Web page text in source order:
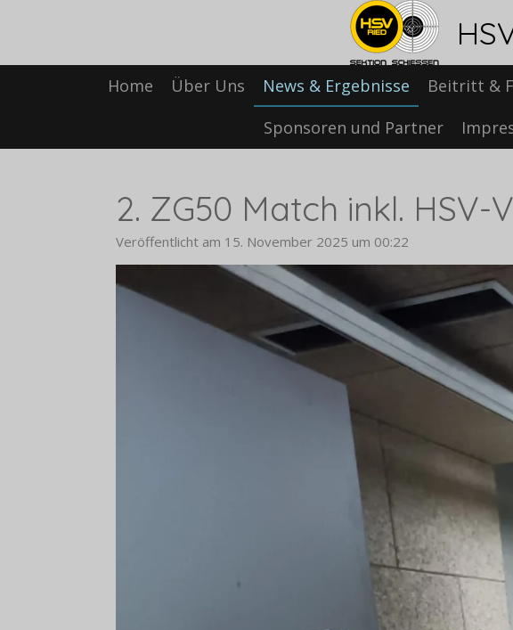
Home Über Uns News & Ergebnisse Beitritt &
Sponsoren und Partner
2. ZG50 Match inkl.
Veröffentlicht am 15. November 2025 um 00:22